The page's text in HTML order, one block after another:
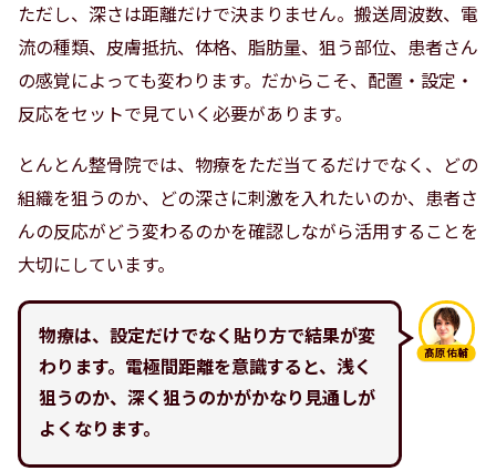
ただし、深さは距離だけで決まりません。搬送周波数、電
流の種類、皮膚抵抗、体格、脂肪量、狙う部位、患者さん
の感覚によっても変わります。だからこそ、配置・設定・
反応をセットで見ていく必要があります。
とんとん整骨院では、物療をただ当てるだけでなく、どの
組織を狙うのか、どの深さに刺激を入れたいのか、患者さ
んの反応がどう変わるのかを確認しながら活用することを
大切にしています。
髙原佑輔
物療は、設定だけでなく貼り方で結果が変
わります。電極間距離を意識すると、浅く
狙うのか、深く狙うのかがかなり見通しが
よくなります。